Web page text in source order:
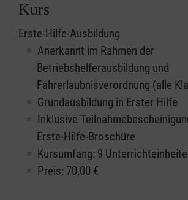
Kurs
Erste-Hilfe-Ausbildung
Anerkannt im Rahmen der
Betriebshelferausbildung und
Fahrerlaubnisverordnung (alle
Grundausbildung in Erster Hilfe
Inklusive
Erste-Hilfe-Broschüre
Kursumfang: 9
Preis: 70,00 €